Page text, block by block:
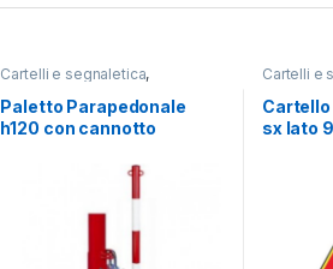
Cartelli e segnaletica,
Cantieristica e accessori
Paletto Parapedonale
h120 con cannotto
Cartelli e
sx lato